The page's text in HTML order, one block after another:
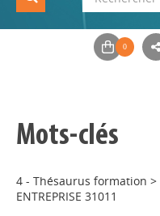
Mots-clés
4 - Thésaurus formation >
ENTREPRISE 31011